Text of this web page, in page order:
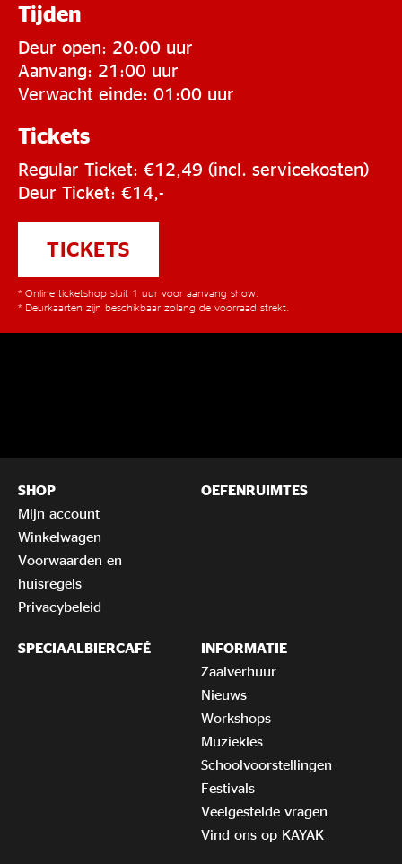
Tijden
Deur open: 20:00 uur
Aanvang: 21:00 uur
Verwacht einde: 01:00 uur
Tickets
Regular Ticket: €12,49 (incl. servicekosten)
Deur Ticket: €14,-
TICKETS
* Online ticketshop sluit 1 uur voor aanvang show.
* Deurkaarten zijn beschikbaar zolang de voorraad strekt.
SHOP
Mijn account
Winkelwagen
Voorwaarden en
huisregels
Privacybeleid
OEFENRUIMTES
SPECIAALBIERCAFÉ
INFORMATIE
Zaalverhuur
Nieuws
Workshops
Muziekles
Schoolvoorstellingen
Festivals
Veelgestelde vragen
Vind ons op KAYAK